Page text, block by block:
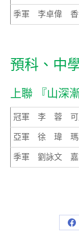
季軍 李卓偉 香
預科、中
上聯 『山深
冠軍 李 蓉 可
亞軍 徐 瑋 瑪
季軍 劉詠文 嘉